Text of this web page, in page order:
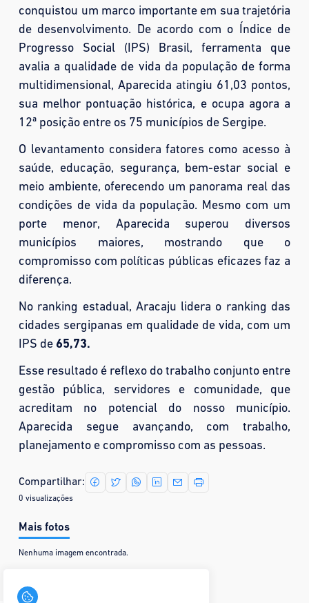
conquistou um marco importante em sua trajetória
de desenvolvimento. De acordo com o Índice de
Progresso Social (IPS) Brasil, ferramenta que
avalia a qualidade de vida da população de forma
multidimensional, Aparecida atingiu 61,03 pontos,
sua melhor pontuação histórica, e ocupa agora a
12ª posição entre os 75 municípios de Sergipe.
O levantamento considera fatores como acesso à
saúde, educação, segurança, bem-estar social e
meio ambiente, oferecendo um panorama real das
condições de vida da população. Mesmo com um
porte menor, Aparecida superou diversos
municípios maiores, mostrando que o
compromisso com políticas públicas eficazes faz a
diferença.
No ranking estadual, Aracaju lidera o ranking das
cidades sergipanas em qualidade de vida, com um
IPS de 65,73.
Esse resultado é reflexo do trabalho conjunto entre
gestão pública, servidores e comunidade, que
acreditam no potencial do nosso município.
Aparecida segue avançando, com trabalho,
planejamento e compromisso com as pessoas.
Compartilhar:
0 visualizações
Mais fotos
Nenhuma imagem encontrada.